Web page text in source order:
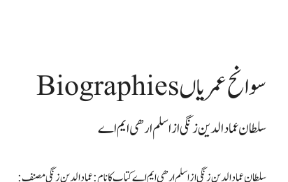
سوانح عمریاں Biographies
سلطان عمادالدین زنگی از اسلم ارھی ایم اے
سلطان عمادالدین زنگی از اسلم ارھی ایم اے کتاب کا نام: عماد الدین زنگی مصنف: